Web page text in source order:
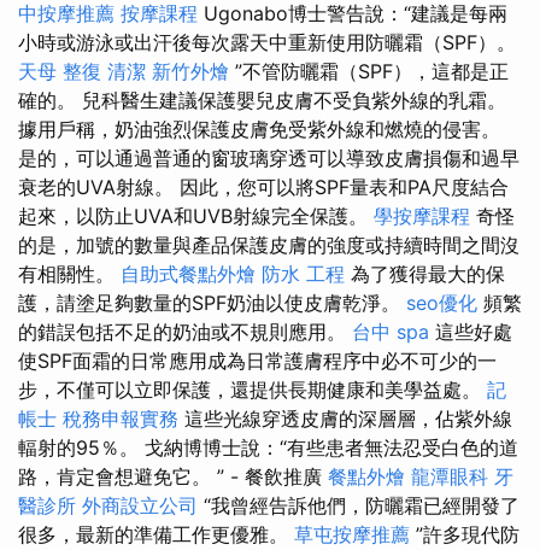
中按摩推薦 按摩課程 Ugonabo博士警告說：“建議是每兩
小時或游泳或出汗後每次露天中重新使用防曬霜（SPF）。
天母 整復 清潔 新竹外燴 ”不管防曬霜（SPF），這都是正
確的。 兒科醫生建議保護嬰兒皮膚不受負紫外線的乳霜。
據用戶稱，奶油強烈保護皮膚免受紫外線和燃燒的侵害。
是的，可以通過普通的窗玻璃穿透可以導致皮膚損傷和過早
衰老的UVA射線。 因此，您可以將SPF量表和PA尺度結合
起來，以防止UVA和UVB射線完全保護。 學按摩課程 奇怪
的是，加號的數量與產品保護皮膚的強度或持續時間之間沒
有相關性。 自助式餐點外燴 防水 工程 為了獲得最大的保
護，請塗足夠數量的SPF奶油以使皮膚乾淨。 seo優化 頻繁
的錯誤包括不足的奶油或不規則應用。 台中 spa 這些好處
使SPF面霜的日常應用成為日常護膚程序中必不可少的一
步，不僅可以立即保護，還提供長期健康和美學益處。 記
帳士 稅務申報實務 這些光線穿透皮膚的深層層，佔紫外線
輻射的95％。 戈納博博士說：“有些患者無法忍受白色的道
路，肯定會想避免它。 ” - 餐飲推廣 餐點外燴 龍潭眼科 牙
醫診所 外商設立公司 “我曾經告訴他們，防曬霜已經開發了
很多，最新的準備工作更優雅。 草屯按摩推薦 ”許多現代防